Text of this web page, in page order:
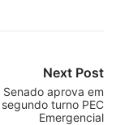
Next Post
Senado aprova em
segundo turno PEC
Emergencial